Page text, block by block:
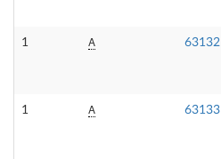
1 A 63132
1 A 63133